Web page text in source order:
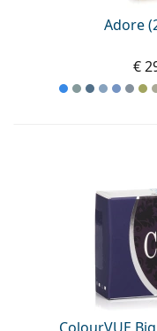
Adore
€
ColourVUE